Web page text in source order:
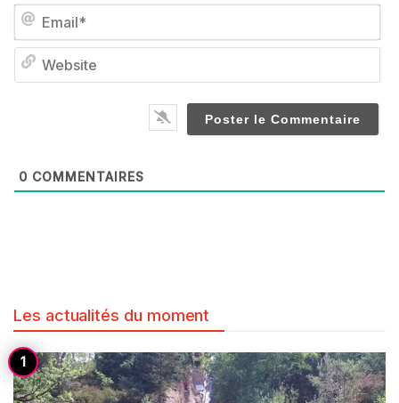
0 COMMENTAIRES
Les actualités du moment